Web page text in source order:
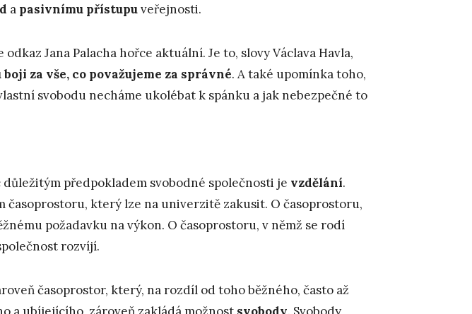
a pasivnímu přístupuveřejnosti.
Jana Palacha hořce aktuální. Je to, slovy Václava Havla,
za vše, co považujeme za správné. A také upomínka toho,
svobodu necháme ukolébat k spánku a jak nebezpečné to
předpokladem svobodné společnosti je vzdělání.
časoprostoru, který lze na univerzitě zakusit. O časoprostoru,
požadavku na výkon. O časoprostoru, v němž se rodí
rozvíjí.
časoprostor, který, na rozdíl od toho běžného, často až